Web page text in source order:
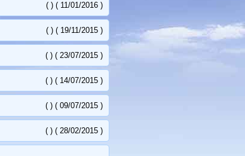
( ) ( 11/01/2016 )
( ) ( 19/11/2015 )
( ) ( 23/07/2015 )
( ) ( 14/07/2015 )
( ) ( 09/07/2015 )
( ) ( 28/02/2015 )